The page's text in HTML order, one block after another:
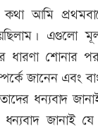
কথা আমি
এগুলো
শোনার
জানেন এবং
ধন্যবাদ
জানাই